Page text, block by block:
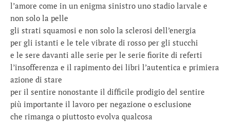
l’amore come in un enigma sinistro uno stadio larvale e
non solo la pelle
gli strati squamosi e non solo la sclerosi dell’energia
per gli istanti e le tele vibrate di rosso per gli stucchi
e le sere davanti alle serie per le serie fiorite di referti
l’insofferenza e il rapimento dei libri l’autentica e primiera
azione di stare
per il sentire nonostante il difficile prodigio del sentire
più importante il lavoro per negazione o esclusione
che rimanga o piuttosto evolva qualcosa